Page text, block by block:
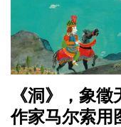
《洞》，象
作家马尔索用